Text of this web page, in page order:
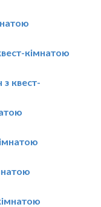
кімнатою
з квест-